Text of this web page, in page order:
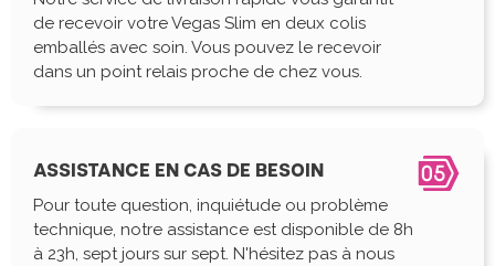
de recevoir votre Vegas Slim en deux colis
emballés avec soin. Vous pouvez le recevoir
dans un point relais proche de chez vous.
ASSISTANCE EN CAS DE BESOIN
Pour toute question, inquiétude ou problème
technique, notre assistance est disponible de 8h
à 23h, sept jours sur sept. N'hésitez pas à nous